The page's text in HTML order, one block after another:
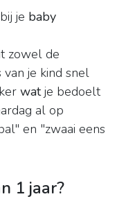
je baby
zowel de
van je kind snel
watje bedoelt
al op
en "zwaai eens
1 jaar?